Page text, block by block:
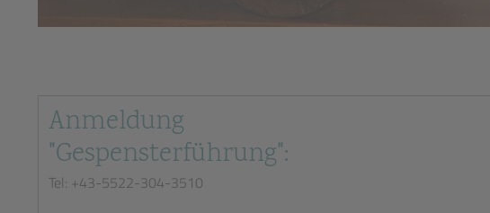
Anmeldung
"Gespensterführung":
Tel: +43-5522-304-3510